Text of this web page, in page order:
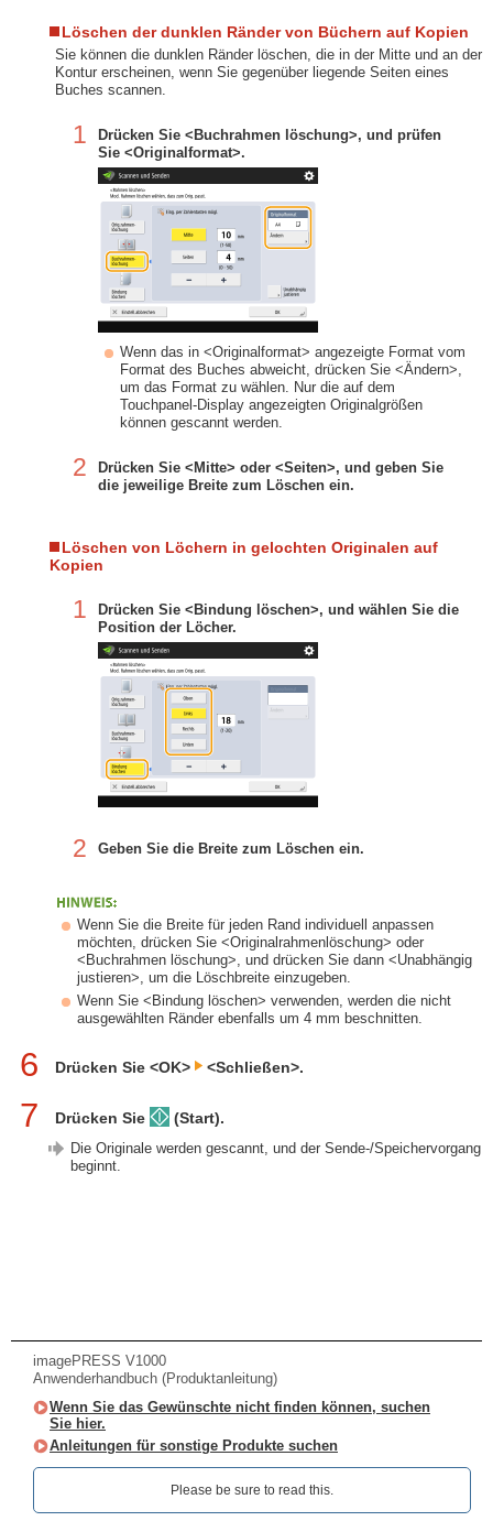
Löschen der dunklen Ränder von Büchern auf Kopien
Sie können die dunklen Ränder löschen, die in der Mitte und an der
Kontur erscheinen, wenn Sie gegenüber liegende Seiten eines
Buches scannen.
1
Drücken Sie <Buchrahmen löschung>, und prüfen
Sie <Originalformat>.
Wenn das in <Originalformat> angezeigte Format vom
Format des Buches abweicht, drücken Sie <Ändern>,
um das Format zu wählen. Nur die auf dem
Touchpanel-Display angezeigten Originalgrößen
können gescannt werden.
2
Drücken Sie <Mitte> oder <Seiten>, und geben Sie
die jeweilige Breite zum Löschen ein.
Löschen von Löchern in gelochten Originalen auf
Kopien
1
Drücken Sie <Bindung löschen>, und wählen Sie die
Position der Löcher.
2 Geben Sie die Breite zum Löschen ein.
Wenn Sie die Breite für jeden Rand individuell anpassen
möchten, drücken Sie <Originalrahmenlöschung> oder
<Buchrahmen löschung>, und drücken Sie dann <Unabhängig
justieren>, um die Löschbreite einzugeben.
Wenn Sie <Bindung löschen> verwenden, werden die nicht
ausgewählten Ränder ebenfalls um 4 mm beschnitten.
6 Drücken Sie <OK> <Schließen>.
7 Drücken Sie (Start).
Die Originale werden gescannt, und der Sende-/Speichervorgang
beginnt.
imagePRESS V1000
Anwenderhandbuch (Produktanleitung)
Wenn Sie das Gewünschte nicht finden können, suchen
Sie hier.
Anleitungen für sonstige Produkte suchen
Please be sure to read this.‎